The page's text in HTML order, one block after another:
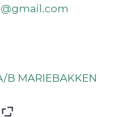
MARIEBAKKEN